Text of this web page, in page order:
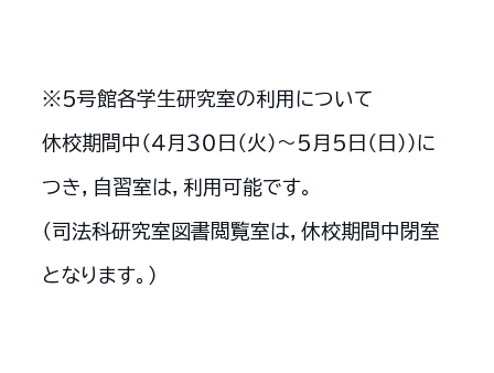
※５号館各学生研究室の利用について
休校期間中（４月３０日（火）～５月５日（日））に
つき，自習室は，利用可能です。
（司法科研究室図書閲覧室は，休校期間中閉室
となります。）